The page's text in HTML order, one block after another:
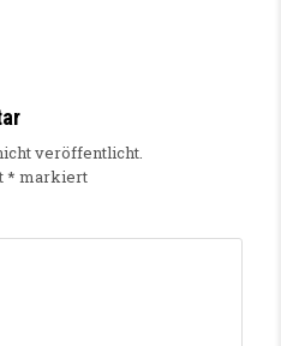
veröffentlicht.
* markiert